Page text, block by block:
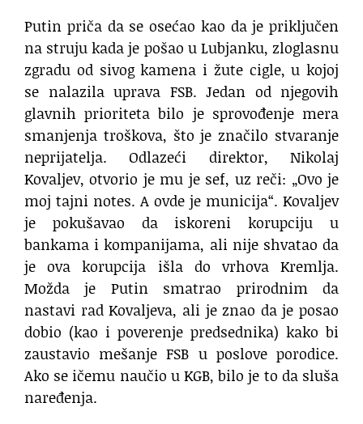
Putin priča da se osećao kao da je priključen
na struju kada je pošao u Lubjanku, zloglasnu
zgradu od sivog kamena i žute cigle, u kojoj
se nalazila uprava FSB. Jedan od njegovih
glavnih prioriteta bilo je sprovođenje mera
smanjenja troškova, što je značilo stvaranje
neprijatelja. Odlazeći direktor, Nikolaj
Kovaljev, otvorio je mu je sef, uz reči: „Ovo je
moj tajni notes. A ovde je municija“. Kovaljev
je pokušavao da iskoreni korupciju u
bankama i kompanijama, ali nije shvatao da
je ova korupcija išla do vrhova Kremlja.
Možda je Putin smatrao prirodnim da
nastavi rad Kovaljeva, ali je znao da je posao
dobio (kao i poverenje predsednika) kako bi
zaustavio mešanje FSB u poslove porodice.
Ako se ičemu naučio u KGB, bilo je to da sluša
naređenja.